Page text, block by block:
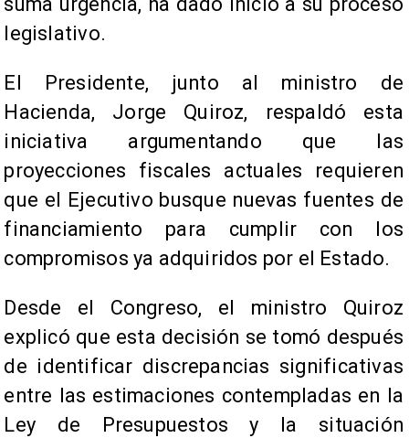
legislativo.
El Presidente, junto al ministro de
Hacienda, Jorge Quiroz, respaldó esta
iniciativa argumentando que las
proyecciones fiscales actuales requieren
que el Ejecutivo busque nuevas fuentes de
financiamiento para cumplir con los
compromisos ya adquiridos por el Estado.
Desde el Congreso, el ministro Quiroz
explicó que esta decisión se tomó después
de identificar discrepancias significativas
entre las estimaciones contempladas en la
Ley de Presupuestos y la situación